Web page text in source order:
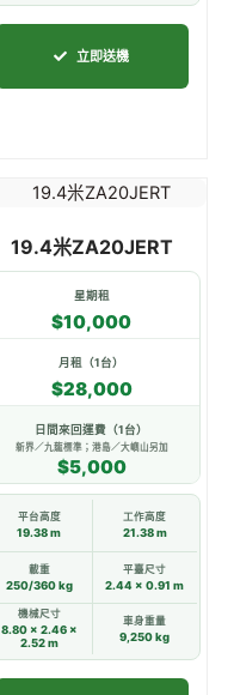
立即送機
項
19.4米ZA20JERT
星期租
$10,000
月租（1台）
$28,000
日間來回運費（1台）
新界／九龍標準；港島／大嶼山另加
$5,000
平台高度
19.38 m
工作高度
21.38 m
載重
250/360 kg
平臺尺寸
2.44 × 0.91 m
機械尺寸
8.80 × 2.46 ×
2.52 m
車身重量
9,250 kg
此
品
有
多
種
款
式。
可
在
產
選
選
項